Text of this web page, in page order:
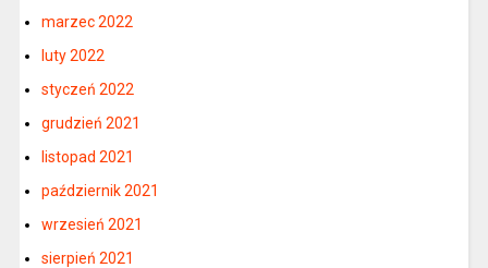
marzec 2022
luty 2022
styczeń 2022
grudzień 2021
listopad 2021
październik 2021
wrzesień 2021
sierpień 2021